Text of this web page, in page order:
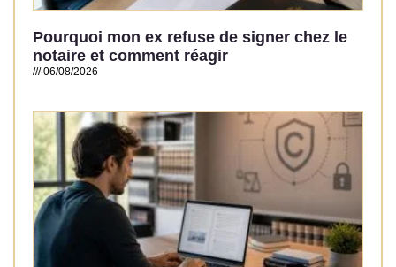
Pourquoi mon ex refuse de signer chez le
notaire et comment réagir
06/08/2026